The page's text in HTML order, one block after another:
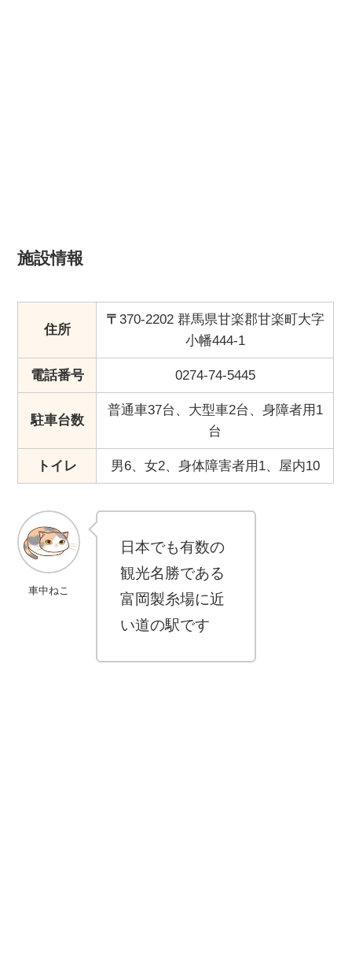
施設情報
住所
〒 370-2202 群馬県甘楽郡甘楽町大字
小幡444-1
電話番号 0274-74-5445
駐車台数
普通車37台、大型車2台、身障者用1
台
トイレ 男6、女2、身体障害者用1、屋内10
車中ねこ
日本でも有数の
観光名勝である
富岡製糸場に近
い道の駅です